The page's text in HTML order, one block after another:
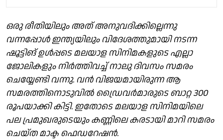
ഒരു രീതിയിലും അത് അനുവദിക്കില്ലെന്നു
വന്നപ്പോൾ ഇന്ത്യയിലും വിദേശത്തുമായി നടന്ന
ഷൂട്ടിങ് ഉൾപ്പടെ മലയാള സിനിമകളുടെ എല്ലാ
ജോലികളും നിർത്തിവച്ച് നാലു ദിവസം സമരം
ചെയ്യേണ്ടി വന്നു. വൻ വിജയമായിരുന്ന ആ
സമരത്തിനൊടുവിൽ ഡ്രൈവർമാരുടെ ബാറ്റ 300
രൂപയാക്കി കിട്ടി. ഇതോടെ മലയാള സിനിമയിലെ
പല പ്രമുഖരുടെയും കണ്ണിലെ കരടായി മാറി സമരം
ചെയ്ത മാക്ട ഫെഡറേഷൻ.